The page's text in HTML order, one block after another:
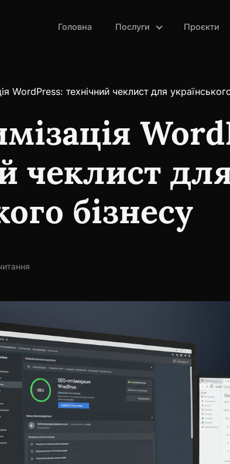
Головна Послуги Проєкти
WordPress: технічний чеклист для
чеклист
бізнесу